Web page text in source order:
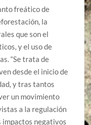
freático de
la
que son el
y el uso de
“Se trata de
desde el inicio de
y tras tantos
un movimiento
a la regulación
impactos negativos